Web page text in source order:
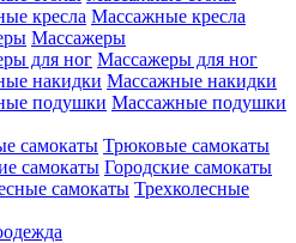
Массажные кресла
Массажеры
Массажеры для ног
Массажные накидки
Массажные подушки
Трюковые самокаты
Городские самокаты
Трехколесные